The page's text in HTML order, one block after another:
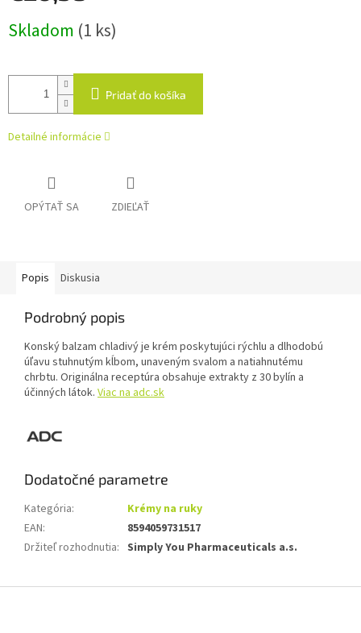
cena:
Skladom (1 ks)
Pridať do košíka
Detailné informácie
OPÝTAŤ SA ZDIEĽAŤ
Popis Diskusia
Podrobný popis
Konský balzam chladivý je krém poskytujúci rýchlu a dlhodobú
úľavu stuhnutým kĺbom, unaveným svalom a natiahnutému
chrbtu. Originálna receptúra obsahuje extrakty z 30 bylín a
účinných látok. Viac na adc.sk
Dodatočné parametre
Kategória:
Krémy na ruky
EAN:
8594059731517
Držiteľ rozhodnutia: Simply You Pharmaceuticals a.s.